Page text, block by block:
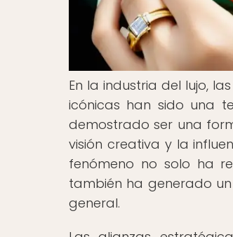
En la industria del lujo,
icónicas han sido una
demostrado ser una
visión creativa y la
fenómeno no solo ha
también ha generado
general.